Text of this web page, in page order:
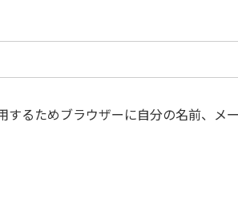
するためブラウザーに自分の名前、メ